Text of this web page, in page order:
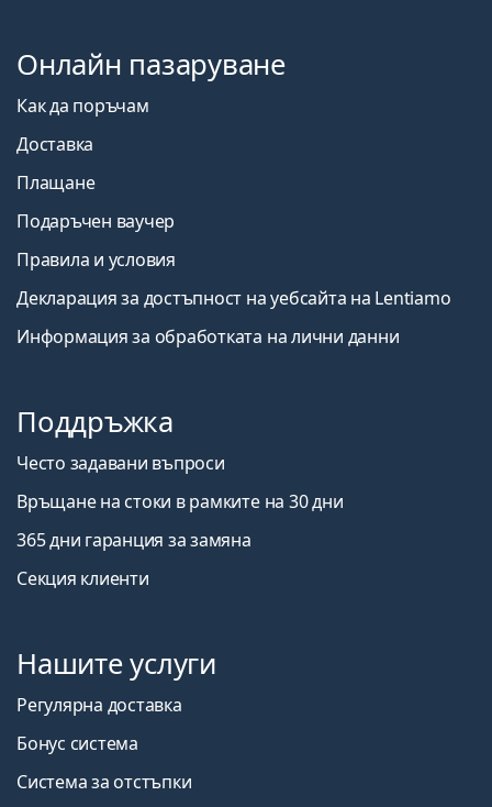
Онлайн пазаруване
Как да поръчам
Доставка
Плащане
Подаръчен ваучер
Правила и условия
Декларация за достъпност на уебсайта на Lentiamo
Информация за обработката на лични данни
Поддръжка
Често задавани въпроси
Връщане на стоки в рамките на 30 дни
365 дни гаранция за замяна
Секция клиенти
Нашите услуги
Регулярна доставка
Бонус система
Система за отстъпки